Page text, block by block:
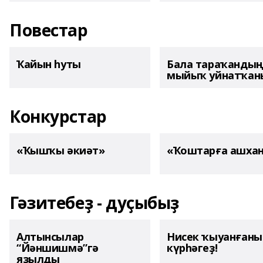
Повестар
Ҡайын һуты Бала тараҡандың
мыйыҡ
Конкурстар
«Ҡышҡы әкиәт» «Ҡоштарға
Гәзитебеҙ - дуҫыбыҙ
Алтынсылар
“Йәншишмә”гә
яҙылды
Нисек
күрһәгеҙ!